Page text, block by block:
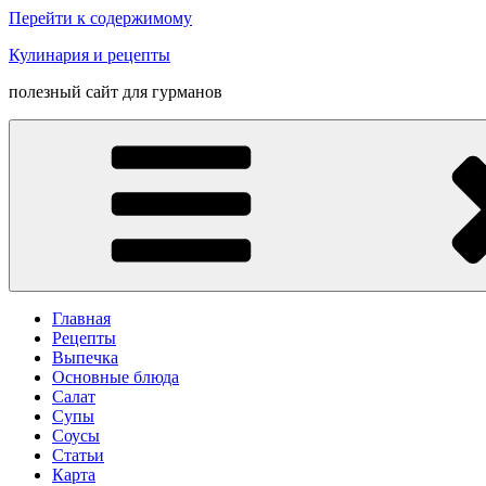
Перейти к содержимому
Кулинария и рецепты
полезный сайт для гурманов
Главная
Рецепты
Выпечка
Основные блюда
Салат
Супы
Соусы
Статьи
Карта